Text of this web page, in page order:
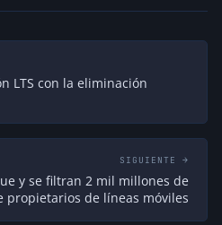
LTS con la eliminación
SIGUIENTE →
y se filtran 2 mil millones de
propietarios de líneas móviles